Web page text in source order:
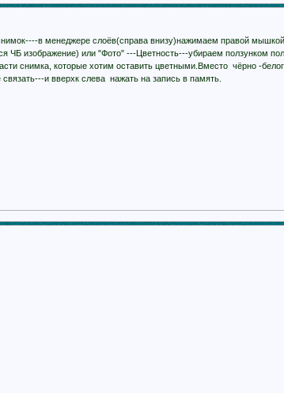
в менеджере слоёв(справа внизу)нажимаем правой
ЧБ изображение) или "Фото" ---Цветность---убираем ползунком
снимка, которые хотим оставить цветными.Вместо чёрно -
и вверхк слева нажать на запись в память.